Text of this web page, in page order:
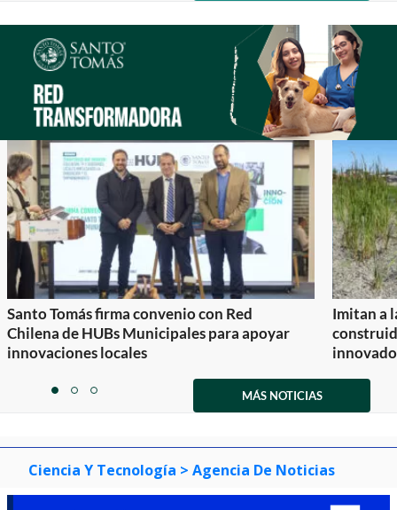
2
Santo Tomás firma convenio con Red
Chilena de HUBs Municipales para apoyar
innovaciones locales
Imitan a
itemitemitem
MÁS NOTICIAS
Ciencia Y Tecnología > Agencia De Noticias